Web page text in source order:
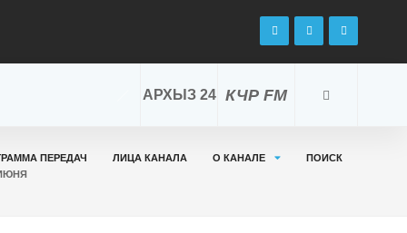
КЧР FM
АРХЫЗ 24
ПЕРЕДАЧ ЛИЦА КАНАЛА О КАНАЛЕ
ПОИСК